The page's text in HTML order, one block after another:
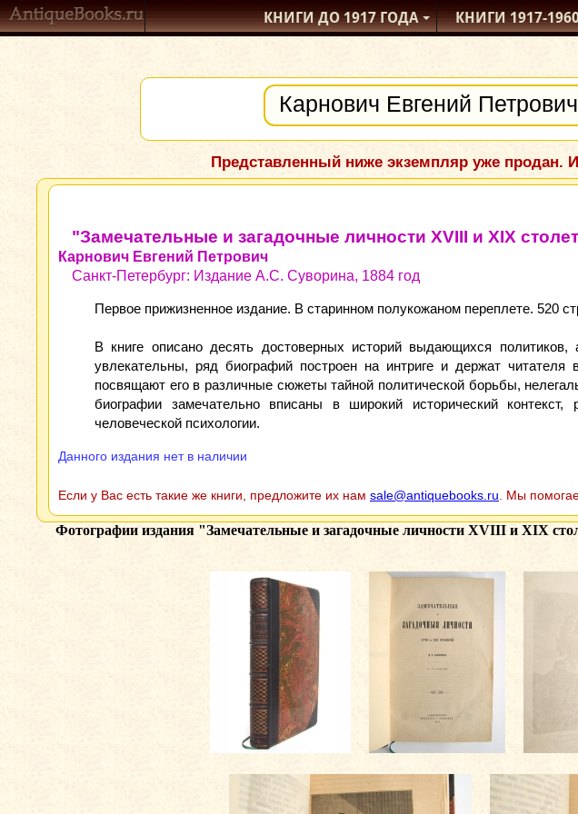
КНИГИ ДО 1917ГОДА КНИГИ1917-
Представленный ниже экземпляр уже продан.
"Замечательные и загадочные личности XVIII и XIX
Карнович Евгений Петрович
Санкт-Петербург: Издание А.С. Суворина, 1884 год
Первое прижизненное издание. В старинном полукожаном переплете. 520
В книге описано десять достоверных историй выдающихся
увлекательны, ряд биографий построен на интриге и держат
посвящают его в различные сюжеты тайной политической борьбы,
биографии замечательно вписаны в широкий исторический
человеческой психологии.
Данного издания нет в наличии
Если у Вас есть такие же книги, предложите их нам sale@antiquebooks.ru . Мы
Фотографии издания "Замечательные и загадочные личности XVIII и XIX